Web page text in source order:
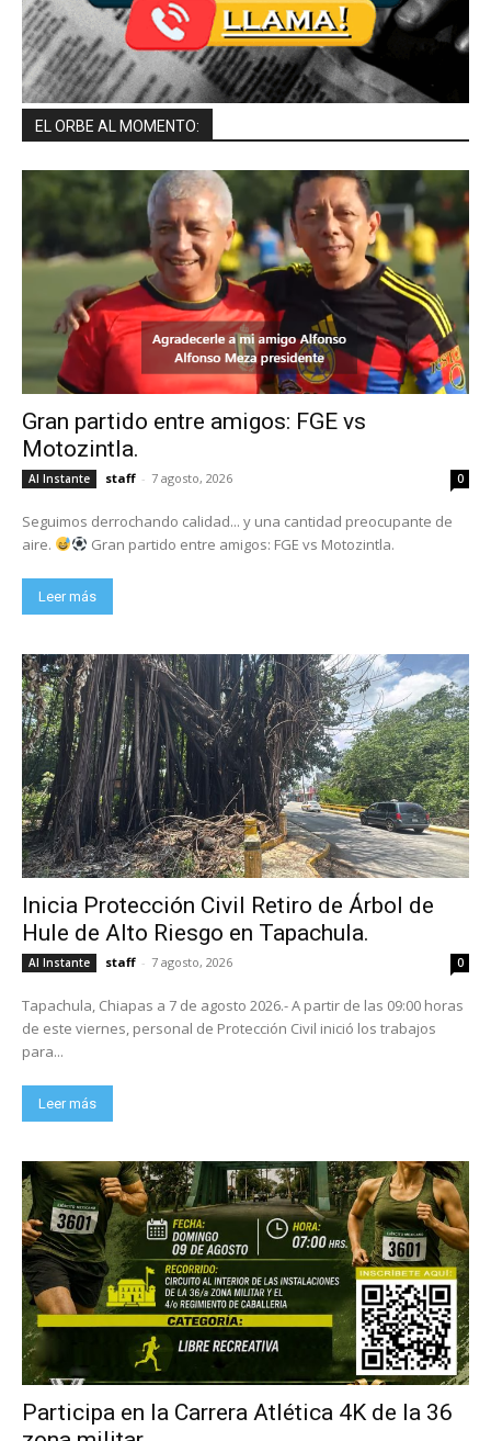
EL ORBE AL MOMENTO:
Gran partido entre amigos: FGE vs
Motozintla.
Al Instante staff - 7 agosto, 2026 0
Seguimos derrochando calidad... y una cantidad preocupante de
aire.
Gran partido entre amigos: FGE vs Motozintla.
Leer más
Inicia Protección Civil Retiro de Árbol de
Hule de Alto Riesgo en Tapachula.
Al Instante staff - 7 agosto, 2026 0
Tapachula, Chiapas a 7 de agosto 2026.- A partir de las 09:00 horas
de este viernes, personal de Protección Civil inició los trabajos
para...
Leer más
Participa en la Carrera Atlética 4K de la 36